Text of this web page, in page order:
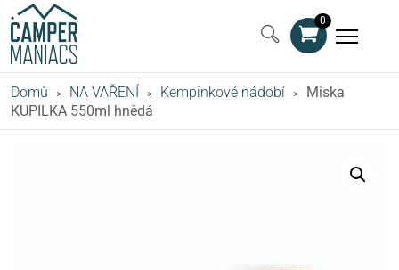
0
Domů > NA VAŘENÍ > Kempinkové nádobí >
Miska
KUPILKA 550ml hnědá